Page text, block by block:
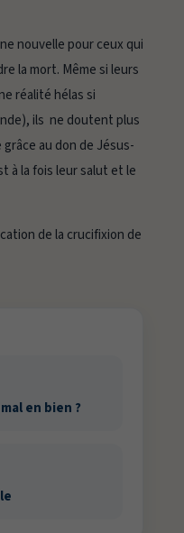
nouvelle pour ceux qui
la mort. Même si leurs
réalité hélas si
ils ne doutent plus
au don de Jésus-
à la fois leur salut et le
de la crucifixion de
en bien ?